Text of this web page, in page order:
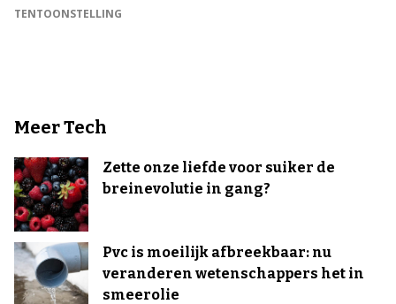
TENTOONSTELLING
Meer Tech
Zette onze liefde voor suiker de
breinevolutie in gang?
Pvc is moeilijk afbreekbaar: nu
veranderen wetenschappers het in
smeerolie